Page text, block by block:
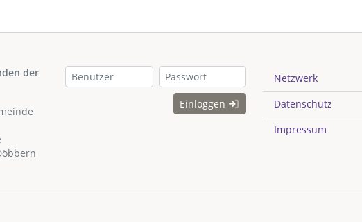
der
Einloggen
Netzwerk
Datenschutz
Impressum